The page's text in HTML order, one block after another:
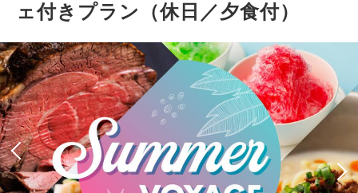
ェ付きプラン（休日／夕食付）